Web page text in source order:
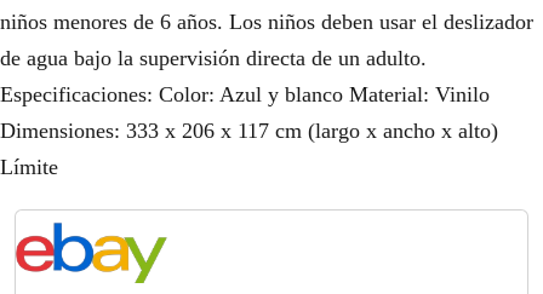
niños menores de 6 años. Los niños deben usar el deslizador
de agua bajo la supervisión directa de un adulto.
Especificaciones: Color: Azul y blanco Material: Vinilo
Dimensiones: 333 x 206 x 117 cm (largo x ancho x alto)
Límite